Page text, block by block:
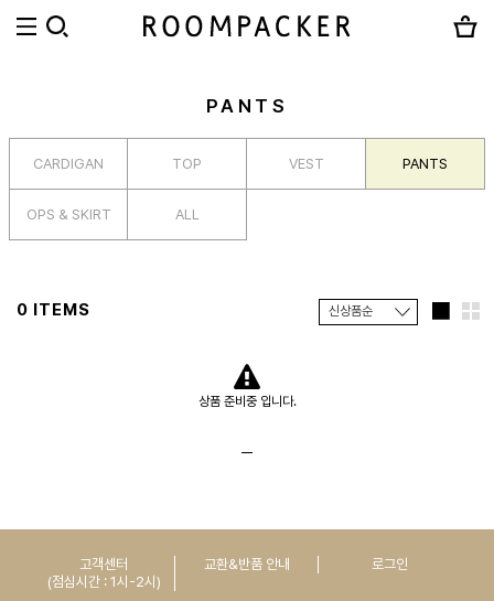
PANTS
CARDIGAN TOP VEST PANTS
OPS & SKIRT ALL
0 ITEMS
상품 준비중 입니다.
고객센터
(점심시간 : 1시-2시)
교환&반품 안내 로그인